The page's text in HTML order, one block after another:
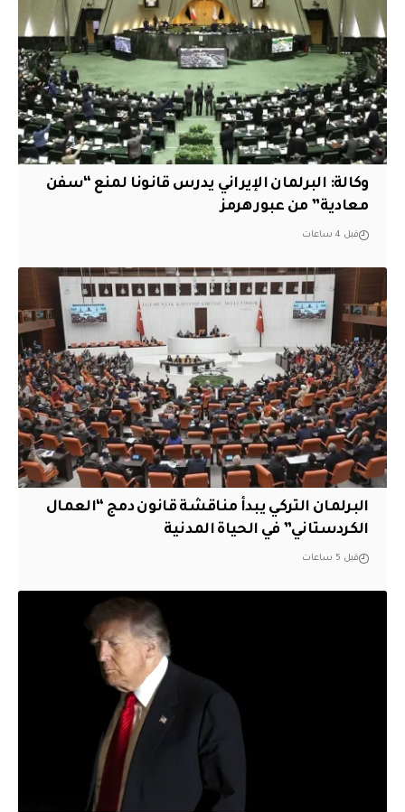
وكالة: البرلمان الإيراني يدرس قانونا لمنع “سفن
معادية” من عبور هرمز
قبل 4 ساعات
البرلمان التركي يبدأ مناقشة قانون دمج “العمال
الكردستاني” في الحياة المدنية
قبل 5 ساعات